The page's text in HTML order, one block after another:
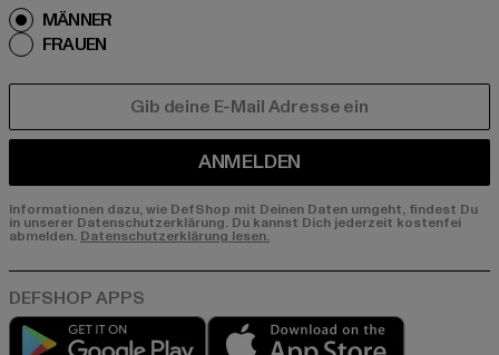
MÄNNER
FRAUEN
ANMELDEN
Informationen dazu, wie DefShop mit Deinen Daten umgeht, findest Du
in unserer Datenschutzerklärung. Du kannst Dich jederzeit kostenfei
abmelden. Datenschutzerklärung lesen.
Play market